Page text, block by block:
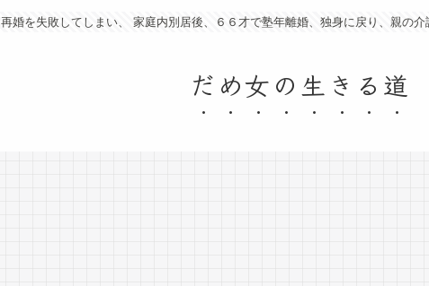
再婚を失敗してしまい、 家庭内別居後、６６才で塾年離婚、独身に戻り、親の
だめ女の生きる道